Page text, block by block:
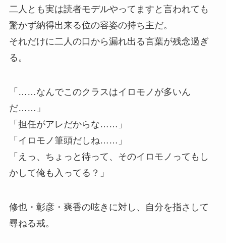
二人とも実は読者モデルやってますと言われても
驚かず納得出来る位の容姿の持ち主だ。
それだけに二人の口から漏れ出る言葉が残念過ぎ
る。
「……なんでこのクラスはイロモノが多いん
だ……」
「担任がアレだからな……」
「イロモノ筆頭だしね……」
「えっ、ちょっと待って、そのイロモノってもし
かして俺も入ってる？」
修也・彰彦・爽香の呟きに対し、自分を指さして
尋ねる戒。